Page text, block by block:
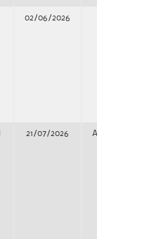
02/06/2026
21/07/2026 Adjudicación